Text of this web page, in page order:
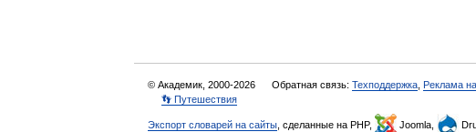
© Академик, 2000-2026 Обратная связь: Техподдержка Реклама
👣 Путешествия
Экспорт словарей на сайты , сделанные на PHP, Joomla,